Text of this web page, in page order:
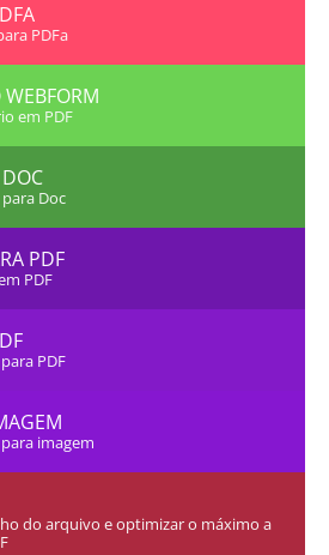
PDFa
em PDF
Doc
PDF
PDF
PDF
imagem
do arquivo e optimizar o máximo a